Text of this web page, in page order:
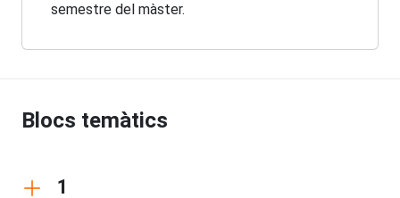
semestre del màster.
Blocs temàtics
1